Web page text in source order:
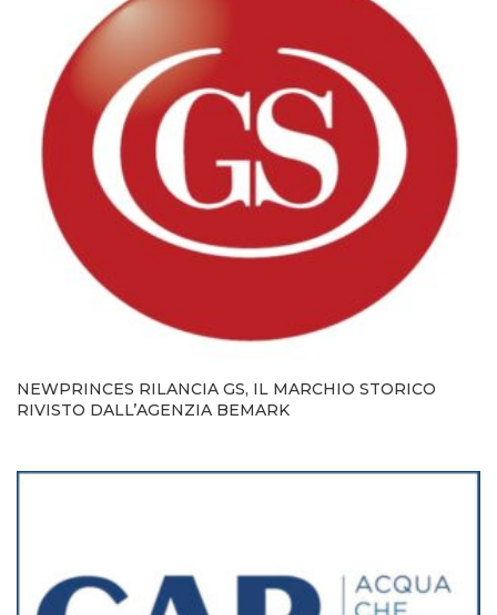
NEWPRINCES RILANCIA GS, IL MARCHIO STORICO
RIVISTO DALL’AGENZIA BEMARK